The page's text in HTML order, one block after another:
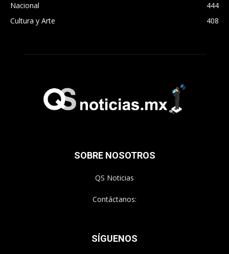
Nacional
444
Cultura y Arte
408
SOBRE NOSOTROS
QS Noticias
Contáctanos:
SÍGUENOS